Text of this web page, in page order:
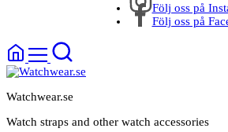
Följ oss på
Följ oss på
Watchwear.se
Watch straps and other watch accessories